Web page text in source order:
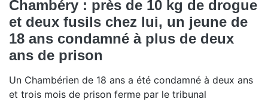
Chambéry : près de 10 kg de drogue
et deux fusils chez lui, un jeune de
18 ans condamné à plus de deux
ans de prison
Un Chambérien de 18 ans a été condamné à deux ans
et trois mois de prison ferme par le tribunal